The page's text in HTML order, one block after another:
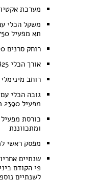
מערכת
תא מפעיל 2750 ק"ג
רוחק סרנים 1620 מ"מ
אורך הכלי 2825 מ"מ
רוחב מינימלי 1475 מ"מ
מפעיל 2390 מ"מ
כורסת
ומתכווננת
מפסק ראשי
פי הקודם
לשנתיים